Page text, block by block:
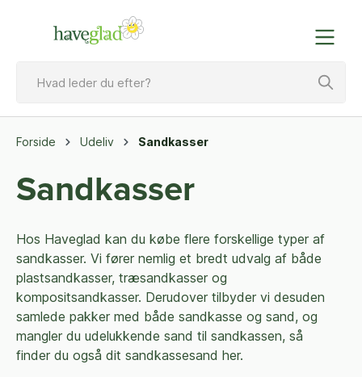
Forside Udeliv Sandkasser
Sandkasser
Hos Haveglad kan du købe flere forskellige typer af
sandkasser. Vi fører nemlig et bredt udvalg af både
plastsandkasser, træsandkasser og
kompositsandkasser. Derudover tilbyder vi desuden
samlede pakker med både sandkasse og sand, og
mangler du udelukkende sand til sandkassen, så
finder du også dit sandkassesand her.